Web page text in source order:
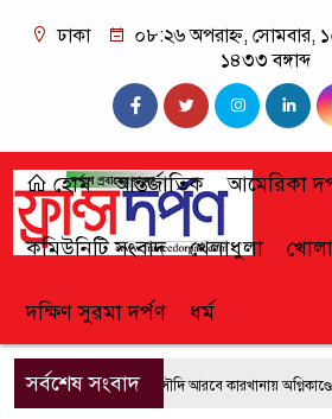
ঢাকা
০৮:২৬ অপরাহ্ন, সোমবার,
১৪৩৩ বঙ্গাব্দ
হোম আন্তর্জাতিক আমেরিকা
কমিউনিটি সংবাদ খেলাধুলা
দক্ষিণ সুরমা দর্পণ ধর্ম
সর্বশেষ সংবাদসৌদি আরবে কারখানায় অগ্নিকাণ্ডে ১৬